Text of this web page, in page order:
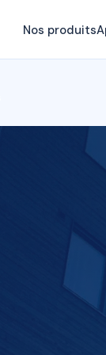
Nos produits